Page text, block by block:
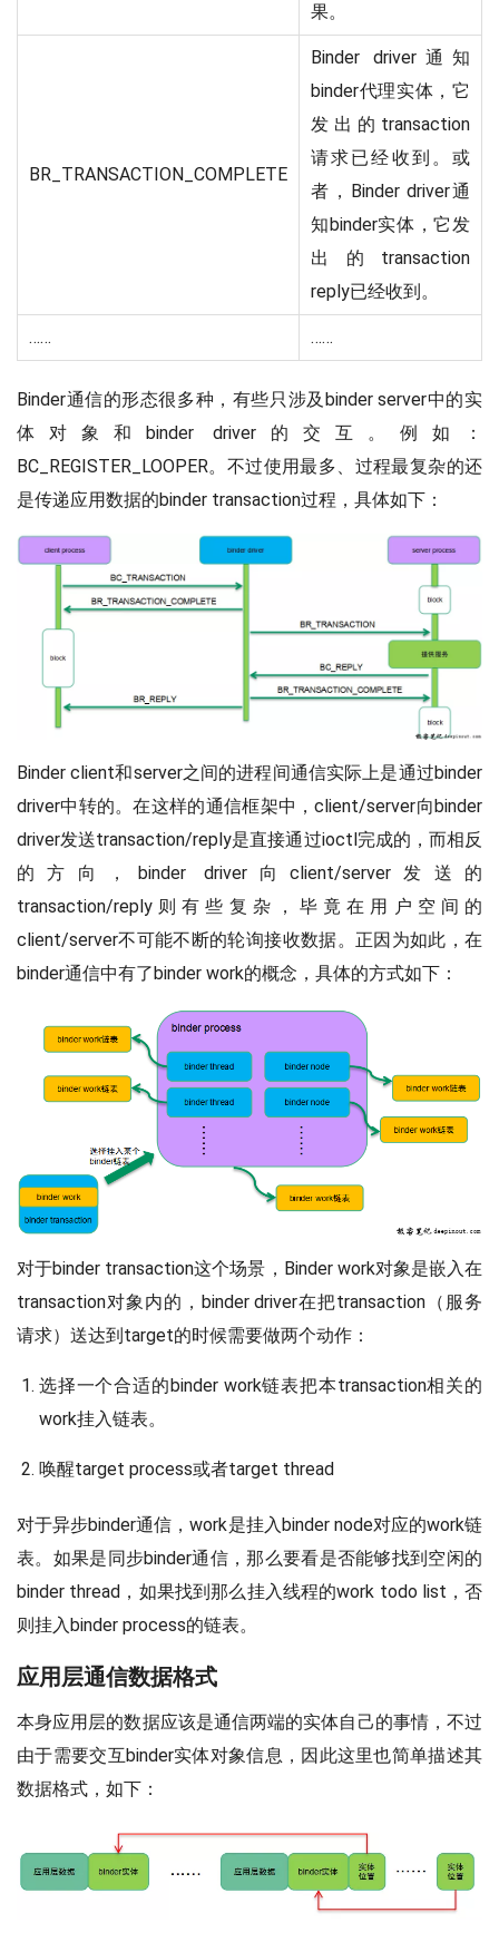
果。
BR_TRANSACTION_COMPLETE
Binder driver通知
binder代理实体，它
发出的transaction
请求已经收到。或
者，Binder driver通
知binder实体，它发
出的transaction
reply已经收到。
…… ……
Binder通信的形态很多种，有些只涉及binder server中的实
体对象和binder driver的交互。例如：
BC_REGISTER_LOOPER。不过使用最多、过程最复杂的还
是传递应用数据的binder transaction过程，具体如下：
Binder client和server之间的进程间通信实际上是通过binder
driver中转的。在这样的通信框架中，client/server向binder
driver发送transaction/reply是直接通过ioctl完成的，而相反
的方向，binder driver向client/server发送的
transaction/reply则有些复杂，毕竟在用户空间的
client/server不可能不断的轮询接收数据。正因为如此，在
binder通信中有了binder work的概念，具体的方式如下：
对于binder transaction这个场景，Binder work对象是嵌入在
transaction对象内的，binder driver在把transaction（服务
请求）送达到target的时候需要做两个动作：
选择一个合适的binder work链表把本transaction相关的
work挂入链表。
唤醒target process或者target thread
对于异步binder通信，work是挂入binder node对应的work链
表。如果是同步binder通信，那么要看是否能够找到空闲的
binder thread，如果找到那么挂入线程的work todo list，否
则挂入binder process的链表。
应用层通信数据格式
本身应用层的数据应该是通信两端的实体自己的事情，不过
由于需要交互binder实体对象信息，因此这里也简单描述其
数据格式，如下：